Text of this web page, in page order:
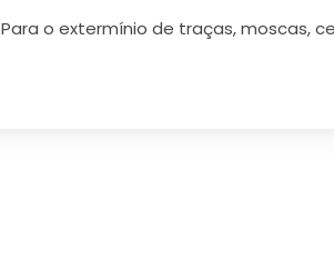
Para o extermínio de traças, moscas,